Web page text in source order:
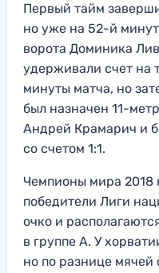
Первый тайм
но уже на 52-й
ворота Доминика
удерживали счет на
минуты матча, но
был назначен 11-
Андрей Крамарич и
со счетом 1:1.
Чемпионы мира 2018
победители Лиги
очко и
в группе А. У
но по разнице мячей